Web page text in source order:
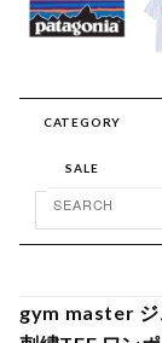
CATEGORY
SALE
gym master